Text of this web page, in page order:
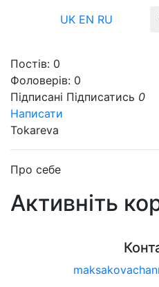
UK EN RU
Постів: 0
Фоловерів: 0
Підписані Підписатись 0
Написати
Tokareva
Про себе
Активніть